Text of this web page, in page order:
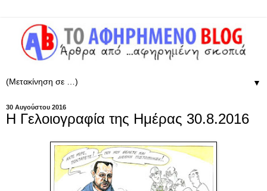
▼
30 Αυγούστου 2016
Η Γελοιογραφία της Ημέρας 30.8.2016